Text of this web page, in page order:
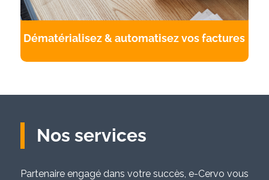
Dématérialisez & automatisez vos factures
Nos services
Partenaire engagé dans votre succès, e-Cervo vous